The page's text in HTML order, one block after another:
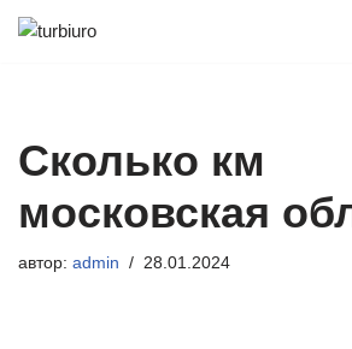
Сколько км
московская
автор: admin 28.01.2024